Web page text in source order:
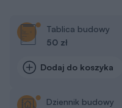
Tablica budowy
50 zł
Dodaj do koszyka
Dziennik budowy